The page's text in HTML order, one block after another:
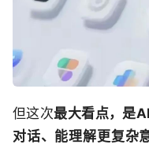
但这次最大看点，是
对话、能理解更复杂